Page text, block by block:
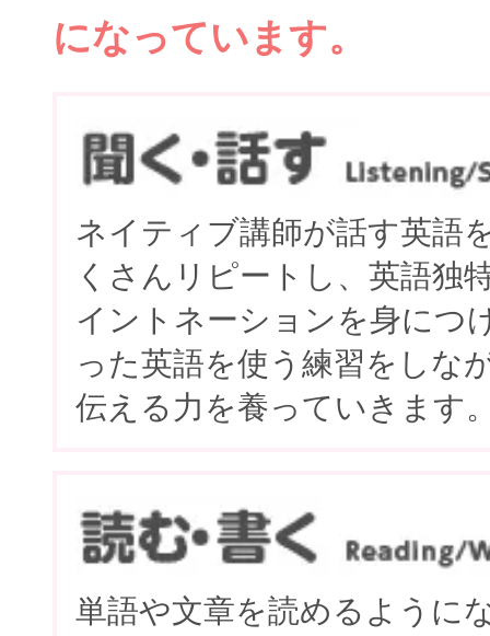
になっています。
ネイティブ講師が話す英語
くさんリピートし、英語独
イントネーションを身につ
った英語を使う練習をしな
伝える力を養っていきます
単語や文章を読めるように